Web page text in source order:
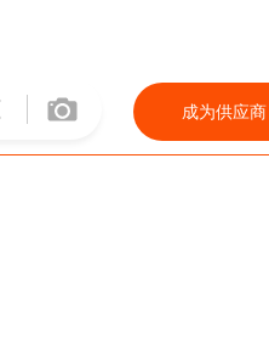
成为供应商